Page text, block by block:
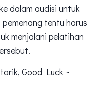
dalam audisi untuk
tentu harus
menjalani pelatihan
Good Luck ~